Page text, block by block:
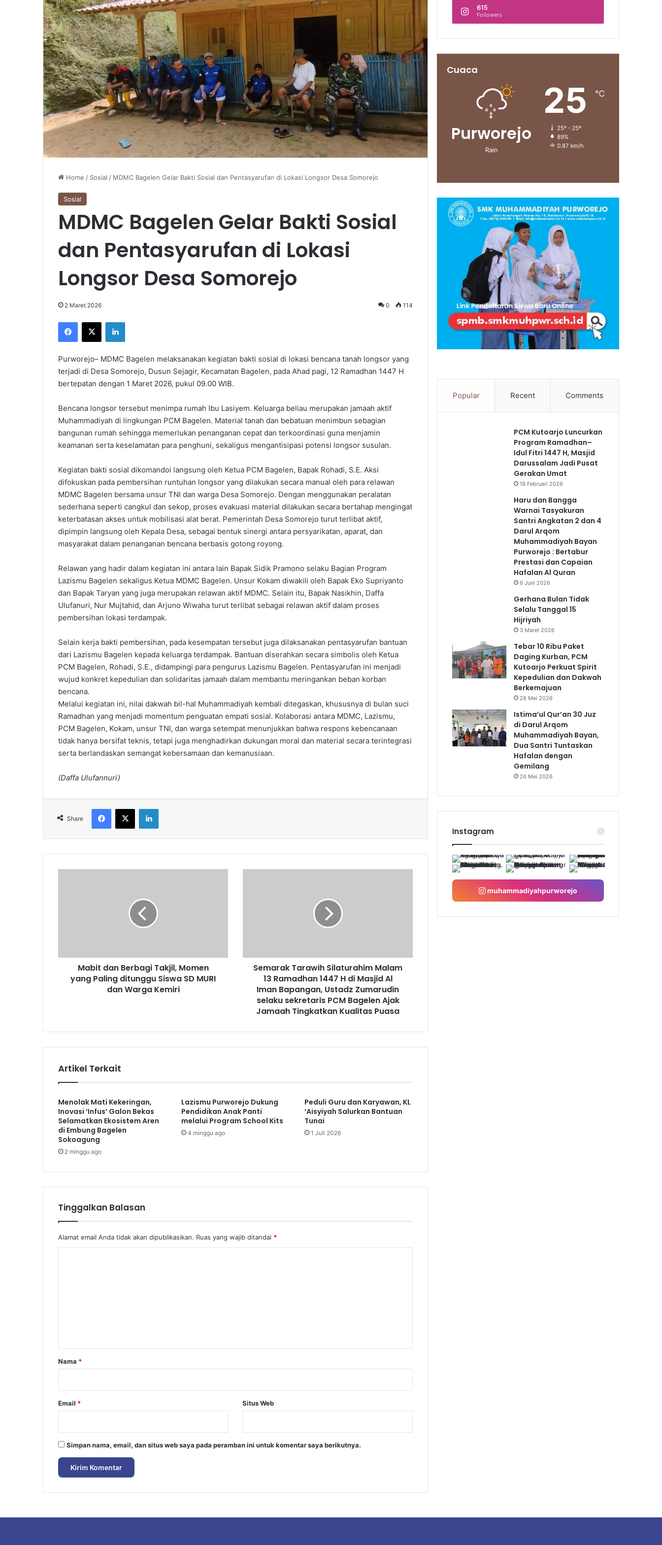
Home / Sosial / MDMC Bagelen Gelar Bakti Sosial dan Pentasyarufan di Lokasi Longsor Desa Somorejo
Sosial
MDMC Bagelen Gelar Bakti Sosial
dan Pentasyarufan di Lokasi
Longsor Desa Somorejo
2 Maret 2026 0 114
Facebook
X LinkedIn
Purworejo– MDMC Bagelen melaksanakan kegiatan bakti sosial di lokasi bencana tanah longsor yang
terjadi di Desa Somorejo, Dusun Sejagir, Kecamatan Bagelen, pada Ahad pagi, 12 Ramadhan 1447 H
bertepatan dengan 1 Maret 2026, pukul 09.00 WIB.
Bencana longsor tersebut menimpa rumah Ibu Lasiyem. Keluarga beliau merupakan jamaah aktif
Muhammadiyah di lingkungan PCM Bagelen. Material tanah dan bebatuan menimbun sebagian
bangunan rumah sehingga memerlukan penanganan cepat dan terkoordinasi guna menjamin
keamanan serta keselamatan para penghuni, sekaligus mengantisipasi potensi longsor susulan.
Kegiatan bakti sosial dikomandoi langsung oleh Ketua PCM Bagelen, Bapak Rohadi, S.E. Aksi
difokuskan pada pembersihan runtuhan longsor yang dilakukan secara manual oleh para relawan
MDMC Bagelen bersama unsur TNI dan warga Desa Somorejo. Dengan menggunakan peralatan
sederhana seperti cangkul dan sekop, proses evakuasi material dilakukan secara bertahap mengingat
keterbatasan akses untuk mobilisasi alat berat. Pemerintah Desa Somorejo turut terlibat aktif,
dipimpin langsung oleh Kepala Desa, sebagai bentuk sinergi antara persyarikatan, aparat, dan
masyarakat dalam penanganan bencana berbasis gotong royong.
Relawan yang hadir dalam kegiatan ini antara lain Bapak Sidik Pramono selaku Bagian Program
Lazismu Bagelen sekaligus Ketua MDMC Bagelen. Unsur Kokam diwakili oleh Bapak Eko Supriyanto
dan Bapak Taryan yang juga merupakan relawan aktif MDMC. Selain itu, Bapak Nasikhin, Daffa
Ulufanuri, Nur Mujtahid, dan Arjuno Wiwaha turut terlibat sebagai relawan aktif dalam proses
pembersihan lokasi terdampak.
Selain kerja bakti pembersihan, pada kesempatan tersebut juga dilaksanakan pentasyarufan bantuan
dari Lazismu Bagelen kepada keluarga terdampak. Bantuan diserahkan secara simbolis oleh Ketua
PCM Bagelen, Rohadi, S.E., didampingi para pengurus Lazismu Bagelen. Pentasyarufan ini menjadi
wujud konkret kepedulian dan solidaritas jamaah dalam membantu meringankan beban korban
bencana.
Melalui kegiatan ini, nilai dakwah bil-hal Muhammadiyah kembali ditegaskan, khususnya di bulan suci
Ramadhan yang menjadi momentum penguatan empati sosial. Kolaborasi antara MDMC, Lazismu,
PCM Bagelen, Kokam, unsur TNI, dan warga setempat menunjukkan bahwa respons kebencanaan
tidak hanya bersifat teknis, tetapi juga menghadirkan dukungan moral dan material secara terintegrasi
serta berlandaskan semangat kebersamaan dan kemanusiaan.
(Daffa Ulufannuri)
Share
Facebook
X LinkedIn
Siswa
MURI
Mabit dan Berbagi Takjil, Momen
yang Paling ditunggu Siswa SD MURI
dan Warga Kemiri
di
Masjid
Bapangan,
Ustadz
PCM
Jamaah
Kualitas
Puasa
Semarak Tarawih Silaturahim Malam
13 Ramadhan 1447 H di Masjid Al
Iman Bapangan, Ustadz Zumarudin
selaku sekretaris PCM Bagelen Ajak
Jamaah Tingkatkan Kualitas Puasa
Artikel Terkait
Menolak Mati Kekeringan,
Inovasi ‘Infus’ Galon Bekas
Selamatkan Ekosistem Aren
di Embung Bagelen
Sokoagung
2 minggu ago
Lazismu Purworejo Dukung
Pendidikan Anak Panti
melalui Program School Kits
4 minggu ago
Peduli Guru dan Karyawan, KL
‘Aisyiyah Salurkan Bantuan
Tunai
1 Juli 2026
Tinggalkan Balasan
Alamat email Anda tidak akan dipublikasikan. Ruas yang wajib ditandai *
rNama *
Email * Situs Web
Simpan nama, email, dan situs web saya pada peramban ini untuk komentar saya berikutnya.
615
Followers
Cuaca
Purworejo
Rain
25 ℃
25º - 25º
89%
0.87 km/h
Popular Recent Comments
PCM Kutoarjo Luncurkan
Program Ramadhan–
Idul Fitri 1447 H, Masjid
Darussalam Jadi Pusat
Gerakan Umat
18 Februari 2026
Haru dan Bangga
Warnai Tasyakuran
Santri Angkatan 2 dan 4
Darul Arqom
Muhammadiyah Bayan
Purworejo : Bertabur
Prestasi dan Capaian
Hafalan Al Quran
6 Juni 2026
Gerhana Bulan Tidak
Selalu Tanggal 15
Hijriyah
3 Maret 2026
Tebar 10 Ribu Paket
Daging Kurban, PCM
Kutoarjo Perkuat Spirit
Kepedulian dan Dakwah
Berkemajuan
28 Mei 2026
Istima’ul Qur’an 30 Juz
di Darul Arqom
Muhammadiyah Bayan,
Dua Santri Tuntaskan
Hafalan dengan
Gemilang
26 Mei 2026
Instagram
muhammadiyahpurworejo